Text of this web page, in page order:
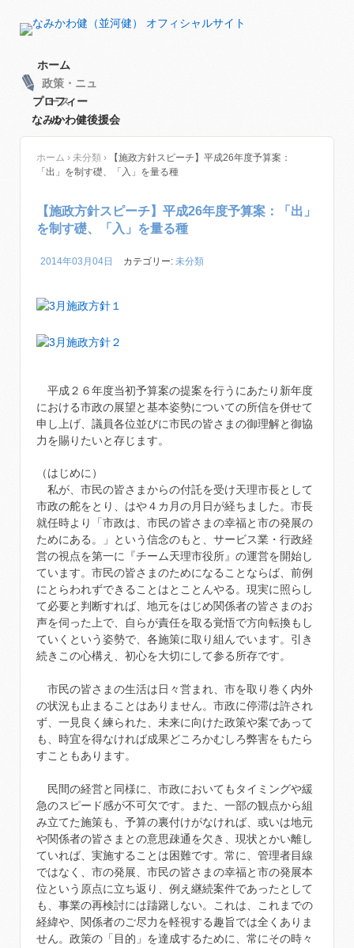
ホーム
政策・ニュ
ース
プロフィー
ル
なみかわ健後援会
ホーム › 未分類 ›
【施政方針スピーチ】平成26年度予算案：
「出」を制す礎、「入」を量る種
【施政方針スピーチ】平成26年度予算案：「出」
を制す礎、「入」を量る種
2014年03月04日 カテゴリー:未分類
平成２６年度当初予算案の提案を行うにあたり新年度
における市政の展望と基本姿勢についての所信を併せて
申し上げ、議員各位並びに市民の皆さまの御理解と御協
力を賜りたいと存じます。
（はじめに）
私が、市民の皆さまからの付託を受け天理市長として
市政の舵をとり、はや４カ月の月日が経ちました。市長
就任時より「市政は、市民の皆さまの幸福と市の発展の
ためにある。」という信念のもと、サービス業・行政経
営の視点を第一に『チーム天理市役所』の運営を開始し
ています。市民の皆さまのためになることならば、前例
にとらわれずできることはとことんやる。現実に照らし
て必要と判断すれば、地元をはじめ関係者の皆さまのお
声を伺った上で、自らが責任を取る覚悟で方向転換もし
ていくという姿勢で、各施策に取り組んでいます。引き
続きこの心構え、初心を大切にして参る所存です。
市民の皆さまの生活は日々営まれ、市を取り巻く内外
の状況も止まることはありません。市政に停滞は許され
ず、一見良く練られた、未来に向けた政策や案であって
も、時宜を得なければ成果どころかむしろ弊害をもたら
すこともあります。
民間の経営と同様に、市政においてもタイミングや緩
急のスピード感が不可欠です。また、一部の観点から組
み立てた施策も、予算の裏付けがなければ、或いは地元
や関係者の皆さまとの意思疎通を欠き、現状とかい離し
ていれば、実施することは困難です。常に、管理者目線
ではなく、市の発展、市民の皆さまの幸福と市の発展本
位という原点に立ち返り、例え継続案件であったとして
も、事業の再検討には躊躇しない。これは、これまでの
経緯や、関係者のご尽力を軽視する趣旨では全くありま
せん。政策の「目的」を達成するために、常にその時々